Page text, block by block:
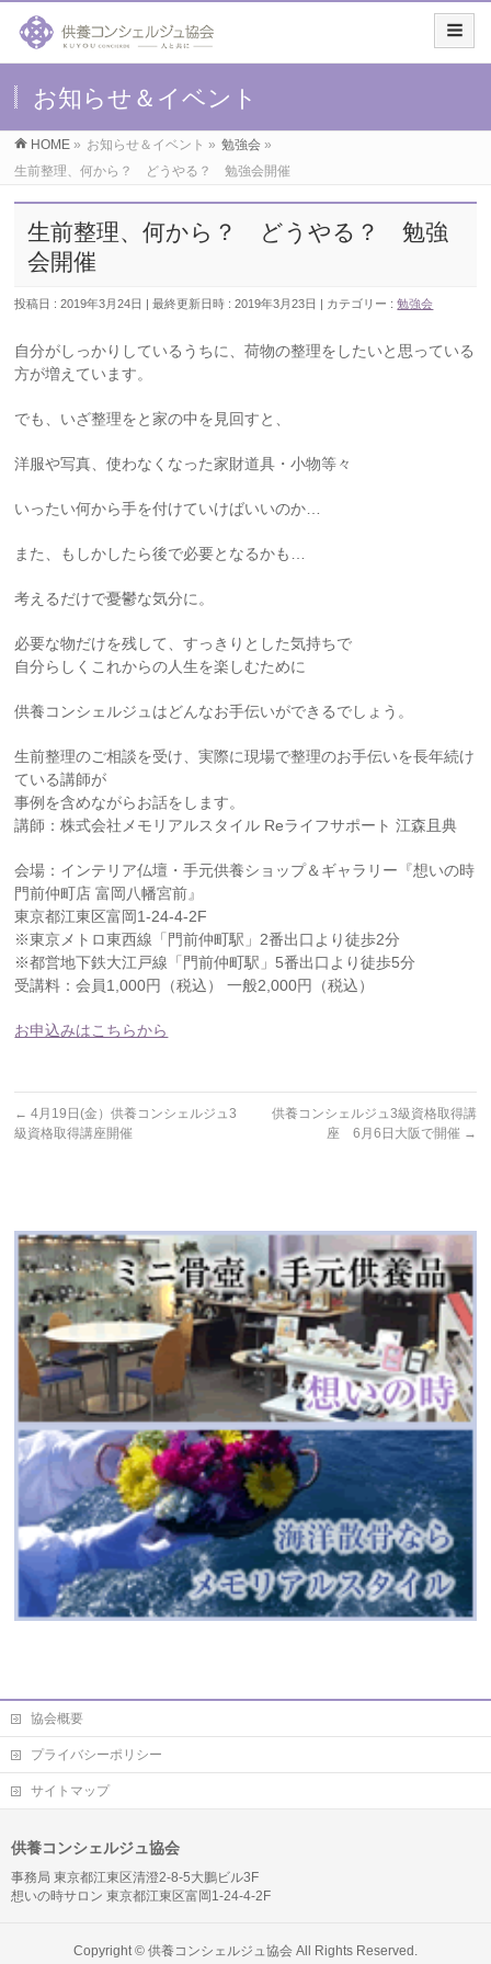
お知らせ＆イベント
HOME » お知らせ＆イベント » 勉強会 »
生前整理、何から？ どうやる？ 勉強会開催
生前整理、何から？ どうやる？ 勉強
会開催
投稿日 : 2019年3月24日 最終更新日時 : 2019年3月23日 カテゴリー :勉強会
自分がしっかりしているうちに、荷物の整理をしたいと思っている
方が増えています。
でも、いざ整理をと家の中を見回すと、
洋服や写真、使わなくなった家財道具・小物等々
いったい何から手を付けていけばいいのか…
また、もしかしたら後で必要となるかも…
考えるだけで憂鬱な気分に。
必要な物だけを残して、すっきりとした気持ちで
自分らしくこれからの人生を楽しむために
供養コンシェルジュはどんなお手伝いができるでしょう。
生前整理のご相談を受け、実際に現場で整理のお手伝いを長年続け
ている講師が
事例を含めながらお話をします。
講師：株式会社メモリアルスタイル Reライフサポート 江森且典
会場：インテリア仏壇・手元供養ショップ＆ギャラリー『想いの時
門前仲町店 富岡八幡宮前』
東京都江東区富岡1-24-4-2F
※東京メトロ東西線「門前仲町駅」2番出口より徒歩2分
※都営地下鉄大江戸線「門前仲町駅」5番出口より徒歩5分
受講料：会員1,000円（税込） 一般2,000円（税込）
お申込みはこちらから
← 4月19日(金）供養コンシェルジュ3
級資格取得講座開催
供養コンシェルジュ3級資格取得講
座 6月6日大阪で開催 →
協会概要
プライバシーポリシー
サイトマップ
供養コンシェルジュ協会
事務局 東京都江東区清澄2-8-5大鵬ビル3F
想いの時サロン 東京都江東区富岡1-24-4-2F
Copyright © 供養コンシェルジュ協会All Rights Reserved.